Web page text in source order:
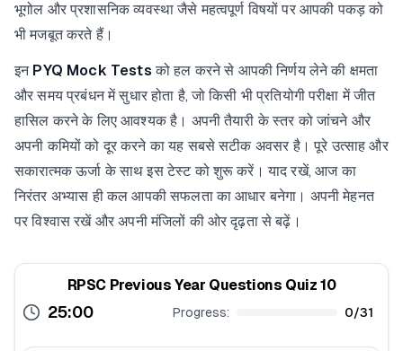
भूगोल और प्रशासनिक व्यवस्था जैसे महत्वपूर्ण विषयों पर आपकी पकड़ को
भी मजबूत करते हैं।
इन PYQ Mock Tests को हल करने से आपकी निर्णय लेने की क्षमता
और समय प्रबंधन में सुधार होता है, जो किसी भी प्रतियोगी परीक्षा में जीत
हासिल करने के लिए आवश्यक है। अपनी तैयारी के स्तर को जांचने और
अपनी कमियों को दूर करने का यह सबसे सटीक अवसर है। पूरे उत्साह और
सकारात्मक ऊर्जा के साथ इस टेस्ट को शुरू करें। याद रखें, आज का
निरंतर अभ्यास ही कल आपकी सफलता का आधार बनेगा। अपनी मेहनत
पर विश्वास रखें और अपनी मंजिलों की ओर दृढ़ता से बढ़ें।
RPSC Previous Year Questions Quiz 10
25:00 Progress: 0/31